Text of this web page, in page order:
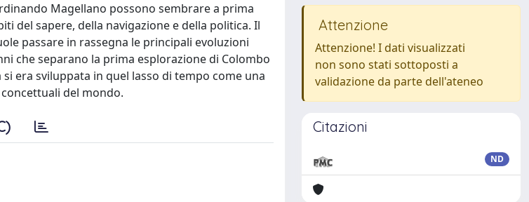
Magellano possono sembrare a prima
del sapere, della navigazione e della politica. Il
passare in rassegna le principali evoluzioni
che separano la prima esplorazione di Colombo
era sviluppata in quel lasso di tempo come una
del mondo.
Attenzione
Attenzione! I dati visualizzati
non sono stati sottoposti a
validazione da parte dell'ateneo
Citazioni
ND